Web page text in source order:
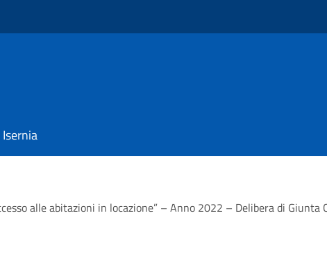
alle abitazioni in locazione” – Anno 2022 – Delibera di